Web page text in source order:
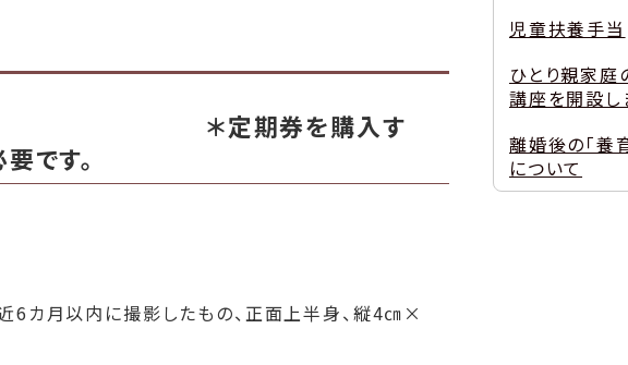
申請 ＊定期券を購入す
です。
カ月以内に撮影したもの、正面上半身、縦4㎝×
児童扶養手当
ひとり親家庭
講座を開設し
離婚後の「養
について